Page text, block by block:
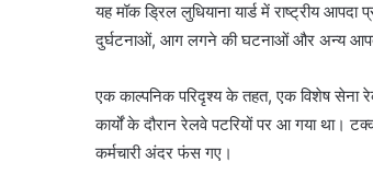
यह मॉक ड्रिल लुधियाना यार्ड में राष्ट्रीय
दुर्घटनाओं, आग लगने की घटनाओं और अन्य
एक काल्पनिक परिदृश्य के तहत, एक विशेष सेना
कार्यों के दौरान रेलवे पटरियों पर आ गया
कर्मचारी अंदर फंस गए।